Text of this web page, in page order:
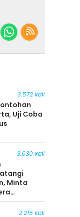
3.572 kali
Uji Coba
3.030 kali
Minta
2.215 kali